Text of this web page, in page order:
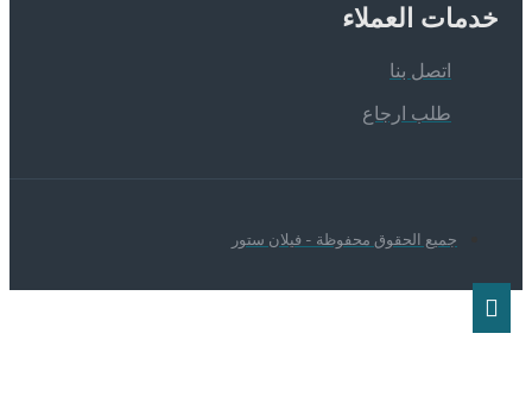
العملاء
اتصل بنا
طلب ارجاع
جميع الحقوق محفوظة - فيلان ستور